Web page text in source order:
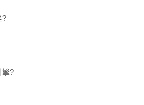
?
擎?